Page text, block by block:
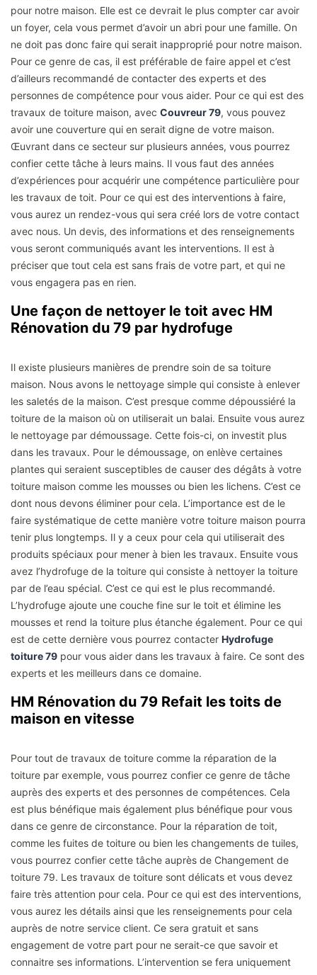
pour notre maison. Elle est ce devrait le plus compter car avoir
un foyer, cela vous permet d’avoir un abri pour une famille. On
ne doit pas donc faire qui serait inapproprié pour notre maison.
Pour ce genre de cas, il est préférable de faire appel et c’est
d’ailleurs recommandé de contacter des experts et des
personnes de compétence pour vous aider. Pour ce qui est des
travaux de toiture maison, avec Couvreur 79, vous pouvez
avoir une couverture qui en serait digne de votre maison.
Œuvrant dans ce secteur sur plusieurs années, vous pourrez
confier cette tâche à leurs mains. Il vous faut des années
d’expériences pour acquérir une compétence particulière pour
les travaux de toit. Pour ce qui est des interventions à faire,
vous aurez un rendez-vous qui sera créé lors de votre contact
avec nous. Un devis, des informations et des renseignements
vous seront communiqués avant les interventions. Il est à
préciser que tout cela est sans frais de votre part, et qui ne
vous engagera pas en rien.
Une façon de nettoyer le toit avec HM
Rénovation du 79 par hydrofuge
Il existe plusieurs manières de prendre soin de sa toiture
maison. Nous avons le nettoyage simple qui consiste à enlever
les saletés de la maison. C’est presque comme dépoussiéré la
toiture de la maison où on utiliserait un balai. Ensuite vous aurez
le nettoyage par démoussage. Cette fois-ci, on investit plus
dans les travaux. Pour le démoussage, on enlève certaines
plantes qui seraient susceptibles de causer des dégâts à votre
toiture maison comme les mousses ou bien les lichens. C’est ce
dont nous devons éliminer pour cela. L’importance est de le
faire systématique de cette manière votre toiture maison pourra
tenir plus longtemps. Il y a ceux pour cela qui utiliserait des
produits spéciaux pour mener à bien les travaux. Ensuite vous
avez l’hydrofuge de la toiture qui consiste à nettoyer la toiture
par de l’eau spécial. C’est ce qui est le plus recommandé.
L’hydrofuge ajoute une couche fine sur le toit et élimine les
mousses et rend la toiture plus étanche également. Pour ce qui
est de cette dernière vous pourrez contacter Hydrofuge
toiture 79 pour vous aider dans les travaux à faire. Ce sont des
experts et les meilleurs dans ce domaine.
HM Rénovation du 79 Refait les toits de
maison en vitesse
Pour tout de travaux de toiture comme la réparation de la
toiture par exemple, vous pourrez confier ce genre de tâche
auprès des experts et des personnes de compétences. Cela
est plus bénéfique mais également plus bénéfique pour vous
dans ce genre de circonstance. Pour la réparation de toit,
comme les fuites de toiture ou bien les changements de tuiles,
vous pourrez confier cette tâche auprès de Changement de
toiture 79. Les travaux de toiture sont délicats et vous devez
faire très attention pour cela. Pour ce qui est des interventions,
vous aurez les détails ainsi que les renseignements pour cela
auprès de notre service client. Ce sera gratuit et sans
engagement de votre part pour ne serait-ce que savoir et
connaitre ses informations. L’intervention se fera uniquement